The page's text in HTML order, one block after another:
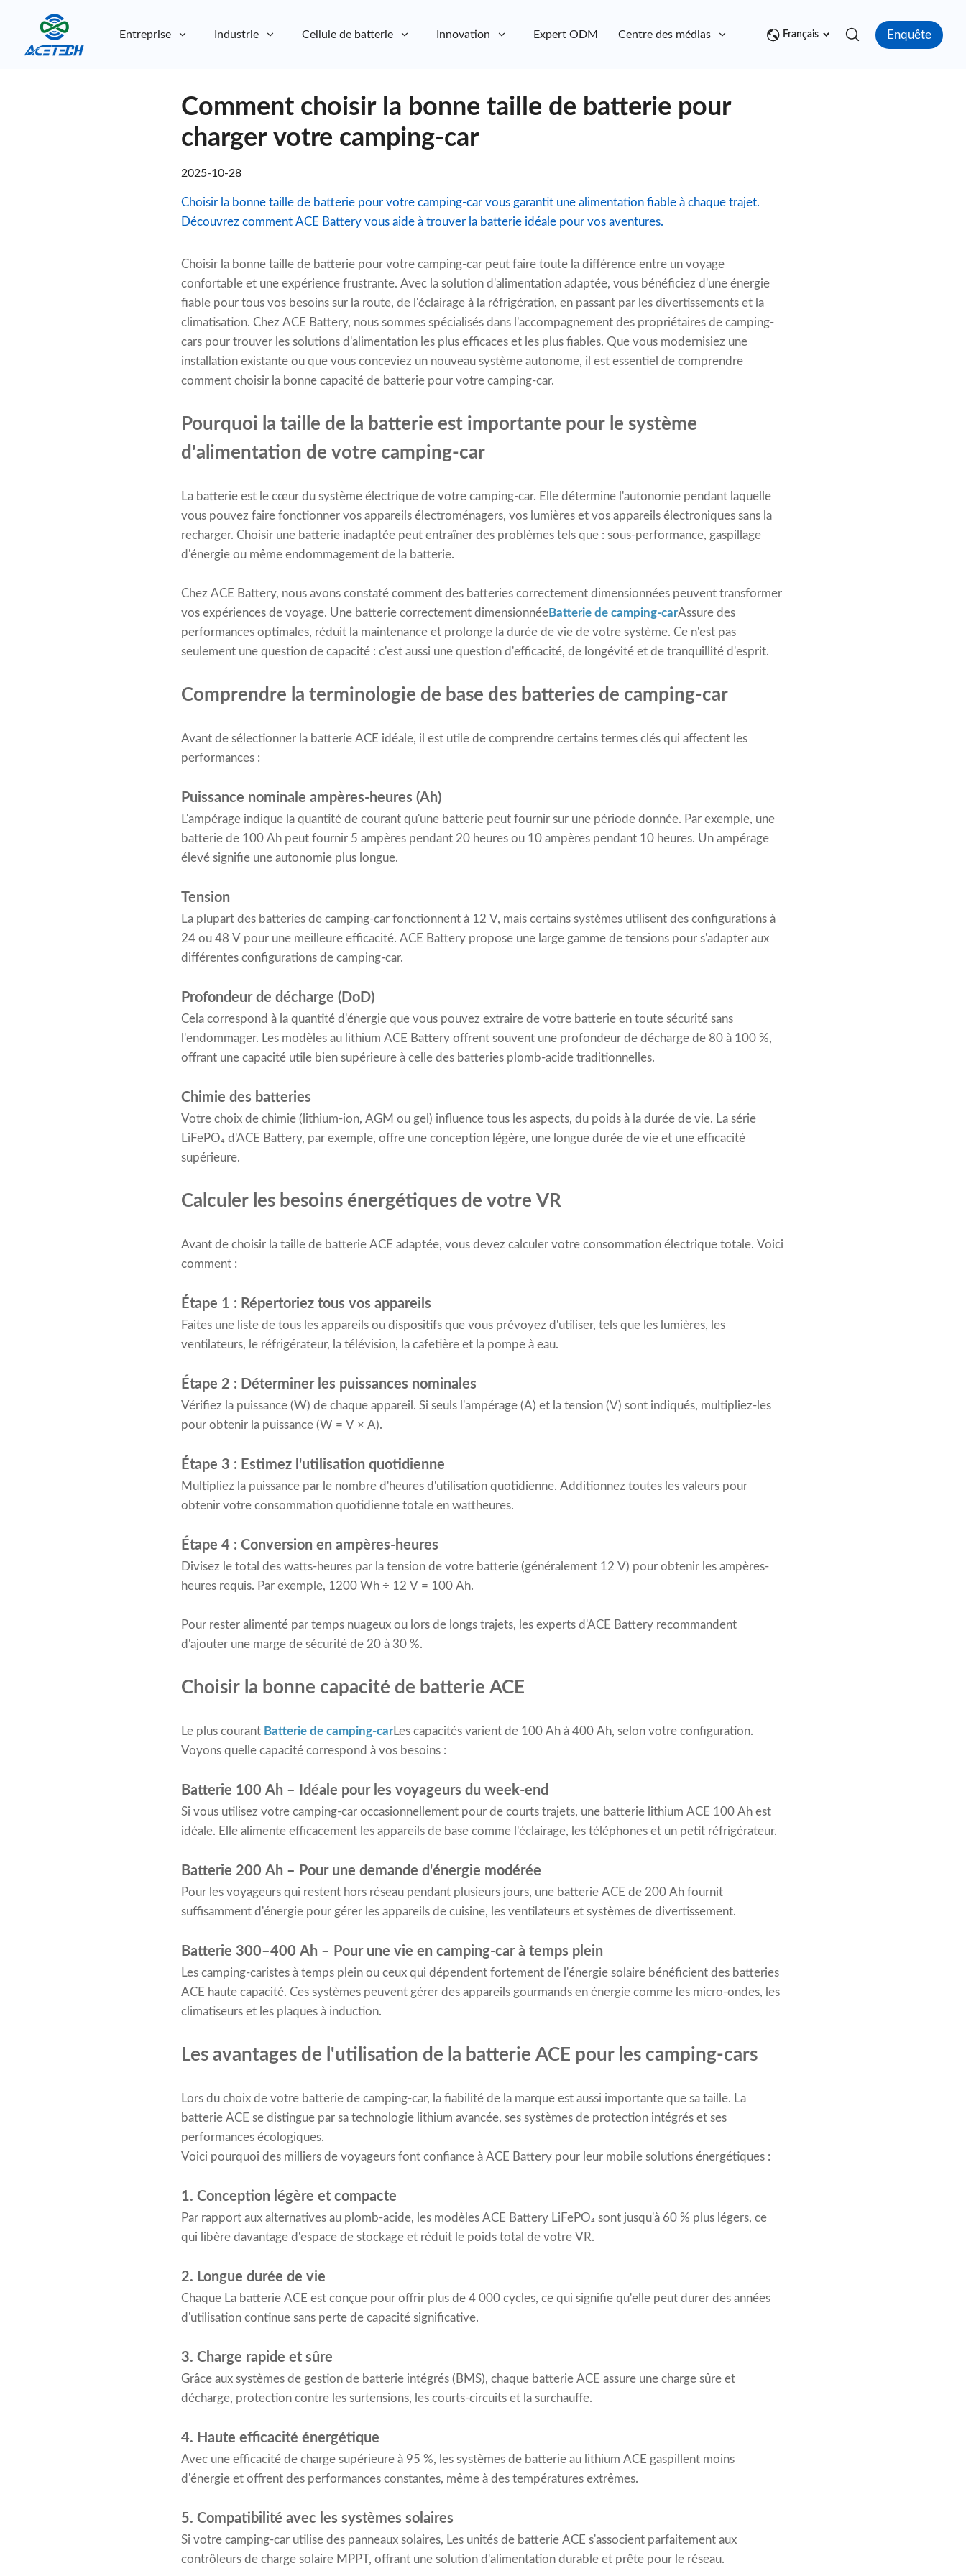
Entreprise Industrie Cellule de batterie Innovation Expert ODM Centre des médias ContactFrançais Enquête
Comment choisir la bonne taille de batterie pour
charger votre camping-car
2025-10-28
Choisir la bonne taille de batterie pour votre camping-car vous garantit une alimentation fiable à chaque trajet.
Découvrez comment ACE Battery vous aide à trouver la batterie idéale pour vos aventures.
Choisir la bonne taille de batterie pour votre camping-car peut faire toute la différence entre un voyage
confortable et une expérience frustrante. Avec la solution d'alimentation adaptée, vous bénéficiez d'une énergie
fiable pour tous vos besoins sur la route, de l'éclairage à la réfrigération, en passant par les divertissements et la
climatisation. Chez ACE Battery, nous sommes spécialisés dans l'accompagnement des propriétaires de camping-
cars pour trouver les solutions d'alimentation les plus efficaces et les plus fiables. Que vous modernisiez une
installation existante ou que vous conceviez un nouveau système autonome, il est essentiel de comprendre
comment choisir la bonne capacité de batterie pour votre camping-car.
Pourquoi la taille de la batterie est importante pour le système
d'alimentation de votre camping-car
La batterie est le cœur du système électrique de votre camping-car. Elle détermine l'autonomie pendant laquelle
vous pouvez faire fonctionner vos appareils électroménagers, vos lumières et vos appareils électroniques sans la
recharger. Choisir une batterie inadaptée peut entraîner des problèmes tels que : sous-performance, gaspillage
d'énergie ou même endommagement de la batterie.
Chez ACE Battery, nous avons constaté comment des batteries correctement dimensionnées peuvent transformer
vos expériences de voyage. Une batterie correctement dimensionnéeBatterie de camping-carAssure des
performances optimales, réduit la maintenance et prolonge la durée de vie de votre système. Ce n'est pas
seulement une question de capacité : c'est aussi une question d'efficacité, de longévité et de tranquillité d'esprit.
Comprendre la terminologie de base des batteries de camping-car
Avant de sélectionner la batterie ACE idéale, il est utile de comprendre certains termes clés qui affectent les
performances :
Puissance nominale ampères-heures (Ah)
L'ampérage indique la quantité de courant qu'une batterie peut fournir sur une période donnée. Par exemple, une
batterie de 100 Ah peut fournir 5 ampères pendant 20 heures ou 10 ampères pendant 10 heures. Un ampérage
élevé signifie une autonomie plus longue.
Tension
La plupart des batteries de camping-car fonctionnent à 12 V, mais certains systèmes utilisent des configurations à
24 ou 48 V pour une meilleure efficacité. ACE Battery propose une large gamme de tensions pour s'adapter aux
différentes configurations de camping-car.
Profondeur de décharge (DoD)
Cela correspond à la quantité d'énergie que vous pouvez extraire de votre batterie en toute sécurité sans
l'endommager. Les modèles au lithium ACE Battery offrent souvent une profondeur de décharge de 80 à 100 %,
offrant une capacité utile bien supérieure à celle des batteries plomb-acide traditionnelles.
Chimie des batteries
Votre choix de chimie (lithium-ion, AGM ou gel) influence tous les aspects, du poids à la durée de vie. La série
LiFePO₄ d'ACE Battery, par exemple, offre une conception légère, une longue durée de vie et une efficacité
supérieure.
Calculer les besoins énergétiques de votre VR
Avant de choisir la taille de batterie ACE adaptée, vous devez calculer votre consommation électrique totale. Voici
comment :
Étape 1 : Répertoriez tous vos appareils
Faites une liste de tous les appareils ou dispositifs que vous prévoyez d'utiliser, tels que les lumières, les
ventilateurs, le réfrigérateur, la télévision, la cafetière et la pompe à eau.
Étape 2 : Déterminer les puissances nominales
Vérifiez la puissance (W) de chaque appareil. Si seuls l'ampérage (A) et la tension (V) sont indiqués, multipliez-les
pour obtenir la puissance (W = V × A).
Étape 3 : Estimez l'utilisation quotidienne
Multipliez la puissance par le nombre d'heures d'utilisation quotidienne. Additionnez toutes les valeurs pour
obtenir votre consommation quotidienne totale en wattheures.
Étape 4 : Conversion en ampères-heures
Divisez le total des watts-heures par la tension de votre batterie (généralement 12 V) pour obtenir les ampères-
heures requis. Par exemple, 1200 Wh ÷ 12 V = 100 Ah.
Pour rester alimenté par temps nuageux ou lors de longs trajets, les experts d'ACE Battery recommandent
d'ajouter une marge de sécurité de 20 à 30 %.
Choisir la bonne capacité de batterie ACE
Le plus courant Batterie de camping-carLes capacités varient de 100 Ah à 400 Ah, selon votre configuration.
Voyons quelle capacité correspond à vos besoins :
Batterie 100 Ah – Idéale pour les voyageurs du week-end
Si vous utilisez votre camping-car occasionnellement pour de courts trajets, une batterie lithium ACE 100 Ah est
idéale. Elle alimente efficacement les appareils de base comme l'éclairage, les téléphones et un petit réfrigérateur.
Batterie 200 Ah – Pour une demande d'énergie modérée
Pour les voyageurs qui restent hors réseau pendant plusieurs jours, une batterie ACE de 200 Ah fournit
suffisamment d'énergie pour gérer les appareils de cuisine, les ventilateurs et systèmes de divertissement.
Batterie 300–400 Ah – Pour une vie en camping-car à temps plein
Les camping-caristes à temps plein ou ceux qui dépendent fortement de l'énergie solaire bénéficient des batteries
ACE haute capacité. Ces systèmes peuvent gérer des appareils gourmands en énergie comme les micro-ondes, les
climatiseurs et les plaques à induction.
Les avantages de l'utilisation de la batterie ACE pour les camping-cars
Lors du choix de votre batterie de camping-car, la fiabilité de la marque est aussi importante que sa taille. La
batterie ACE se distingue par sa technologie lithium avancée, ses systèmes de protection intégrés et ses
performances écologiques.
Voici pourquoi des milliers de voyageurs font confiance à ACE Battery pour leur mobile solutions énergétiques :
1. Conception légère et compacte
Par rapport aux alternatives au plomb-acide, les modèles ACE Battery LiFePO₄ sont jusqu'à 60 % plus légers, ce
qui libère davantage d'espace de stockage et réduit le poids total de votre VR.
2. Longue durée de vie
Chaque La batterie ACE est conçue pour offrir plus de 4 000 cycles, ce qui signifie qu'elle peut durer des années
d'utilisation continue sans perte de capacité significative.
3. Charge rapide et sûre
Grâce aux systèmes de gestion de batterie intégrés (BMS), chaque batterie ACE assure une charge sûre et
décharge, protection contre les surtensions, les courts-circuits et la surchauffe.
4. Haute efficacité énergétique
Avec une efficacité de charge supérieure à 95 %, les systèmes de batterie au lithium ACE gaspillent moins
d'énergie et offrent des performances constantes, même à des températures extrêmes.
5. Compatibilité avec les systèmes solaires
Si votre camping-car utilise des panneaux solaires, Les unités de batterie ACE s'associent parfaitement aux
contrôleurs de charge solaire MPPT, offrant une solution d'alimentation durable et prête pour le réseau.